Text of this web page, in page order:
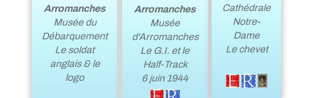
Arromanches
Musée du
Débarquement
Le soldat
anglais & le
logo
Arromanches
Musée
d'Arromanches
Le G.I. et le
Half-Track
6 juin 1944
Cathédrale
Notre-
Dame
Le chevet